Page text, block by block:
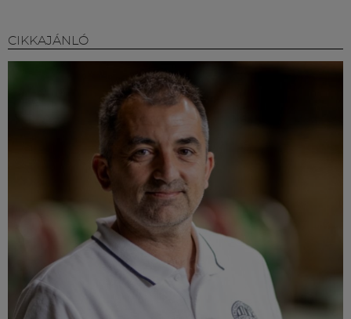
CIKKAJÁNLÓ